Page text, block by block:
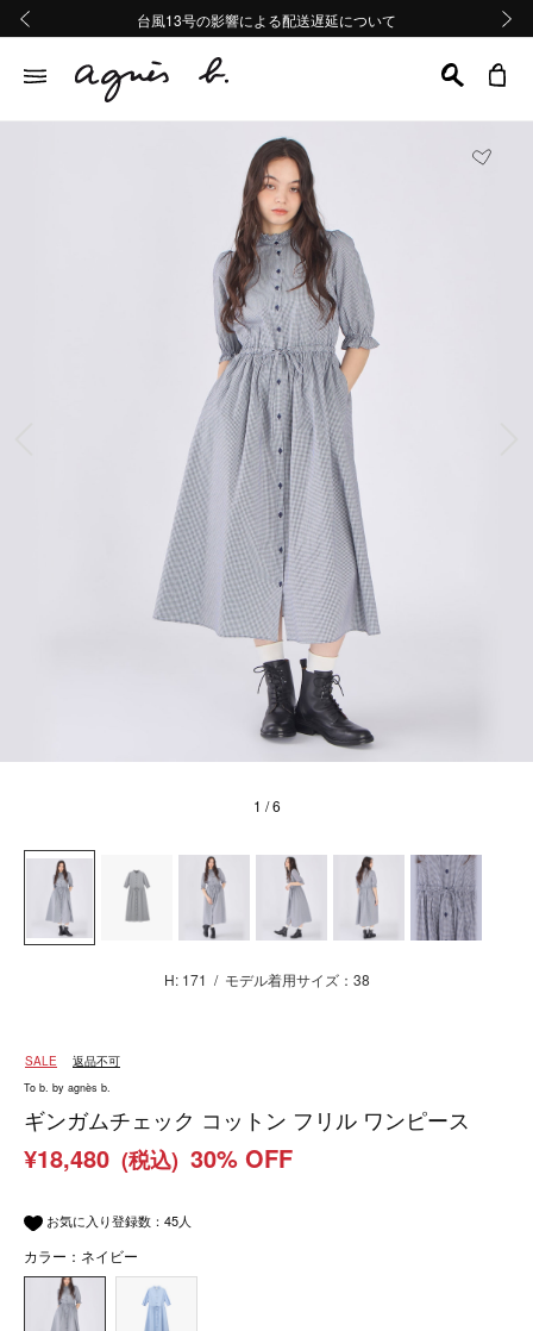
熊本地域地震の影響による配送遅延について
Summer Sale 2buy10%OFF!!
台風13号の影響による配送遅延について
熊本地域地震の影響による配送遅延について
Summer Sale 2buy10%OFF!!
1 / 6
H: 171 / モデル着用サイズ：38
SALE 返品不可
To b. by agnès b.
ギンガムチェック コットン フリル ワンピース
¥18,480 (税込) 30% OFF
お気に入り登録数： 45人
カラー：ネイビー